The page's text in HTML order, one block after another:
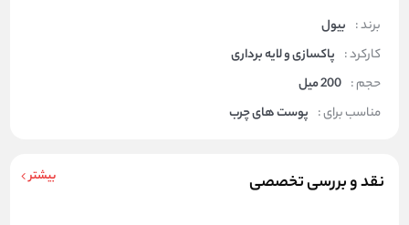
برند : بیول
کارکرد : پاکسازی و لایه برداری
حجم : 200 میل
مناسب برای : پوست های چرب
نقد و بررسی تخصصی بیشتر